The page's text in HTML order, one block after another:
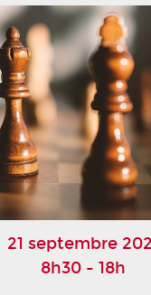
21 septembre
8h30 - 18h